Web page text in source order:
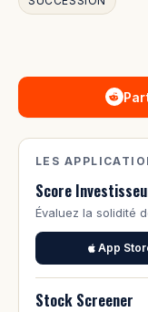
LES
Score
Évaluez la solidité
App
Stock Screener